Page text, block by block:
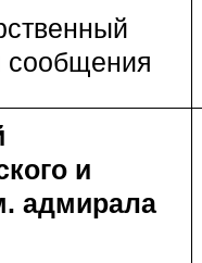
сообщения
и
адмирала